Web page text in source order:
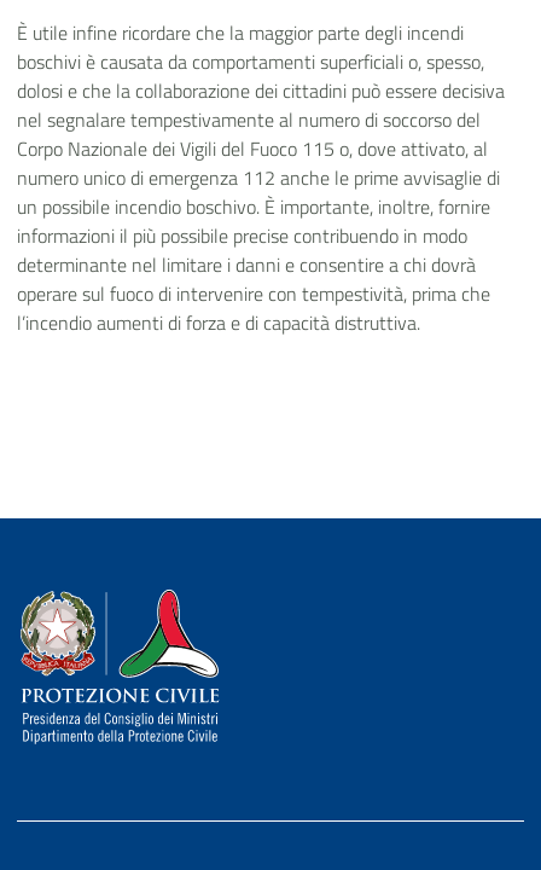
È utile infine ricordare che la maggior parte degli incendi
boschivi è causata da comportamenti superficiali o, spesso,
dolosi e che la collaborazione dei cittadini può essere decisiva
nel segnalare tempestivamente al numero di soccorso del
Corpo Nazionale dei Vigili del Fuoco 115 o, dove attivato, al
numero unico di emergenza 112 anche le prime avvisaglie di
un possibile incendio boschivo. È importante, inoltre, fornire
informazioni il più possibile precise contribuendo in modo
determinante nel limitare i danni e consentire a chi dovrà
operare sul fuoco di intervenire con tempestività, prima che
l’incendio aumenti di forza e di capacità distruttiva.
Dipartimento della Protezione Civile